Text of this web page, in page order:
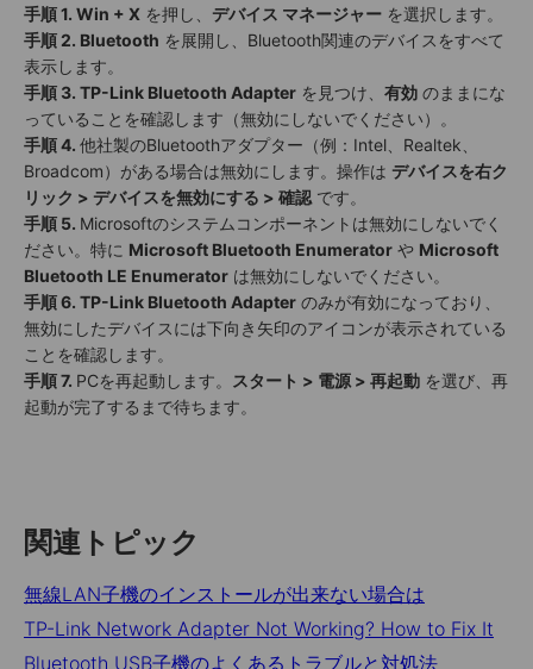
手順 1. Win + X を押し、 デバイス マネージャー を選択します。
手順 2. Bluetooth を展開し、Bluetooth関連のデバイスをすべて
表示します。
手順 3. TP-Link Bluetooth Adapter を見つけ、 有効 のままにな
っていることを確認します（無効にしないでください）。
手順 4. 他社製のBluetoothアダプター（例：Intel、Realtek、
Broadcom）がある場合は無効にします。操作は デバイスを右ク
リック > デバイスを無効にする > 確認 です。
手順 5. Microsoftのシステムコンポーネントは無効にしないでく
ださい。特に Microsoft Bluetooth Enumerator や Microsoft
Bluetooth LE Enumerator は無効にしないでください。
手順 6. TP-Link Bluetooth Adapter のみが有効になっており、
無効にしたデバイスには下向き矢印のアイコンが表示されている
ことを確認します。
手順 7. PCを再起動します。 スタート > 電源 > 再起動 を選び、再
起動が完了するまで待ちます。
関連トピック
無線LAN子機のインストールが出来ない場合は
TP-Link Network Adapter Not Working? How to Fix It
Bluetooth USB子機のよくあるトラブルと対処法